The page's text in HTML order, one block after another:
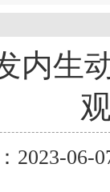
内
2023-